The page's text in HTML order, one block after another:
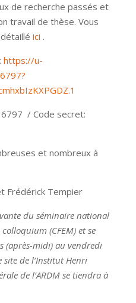
de recherche passés et
travail de thèse. Vous
ici .
https://u-
/ Code secret:
et nombreux à
Frédérick Tempier
du séminaire national
(CFEM) et se
(après-midi) au vendredi
site de l’Institut Henri
de l’ARDM se tiendra à